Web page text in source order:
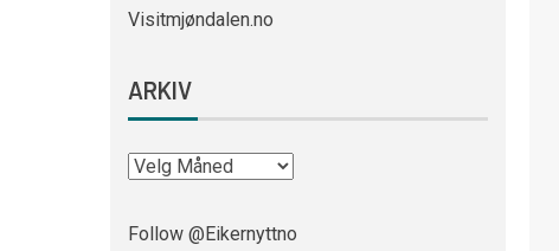
Visitmjøndalen.no
ARKIV
Follow @Eikernyttno